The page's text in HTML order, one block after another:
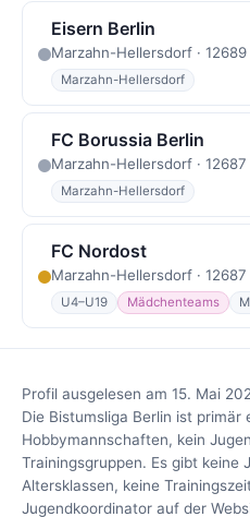
Eisern Berlin
Marzahn-Hellersdorf · 12689
Marzahn-Hellersdorf
FC Borussia Berlin
Marzahn-Hellersdorf · 12687
Marzahn-Hellersdorf
FC Nordost
Marzahn-Hellersdorf · 12687
U4–U19 Mädchenteams
Profil ausgelesen am 15. Mai
Die Bistumsliga Berlin ist primär
Hobbymannschaften, kein
Trainingsgruppen. Es gibt keine
Altersklassen, keine
Jugendkoordinator auf der